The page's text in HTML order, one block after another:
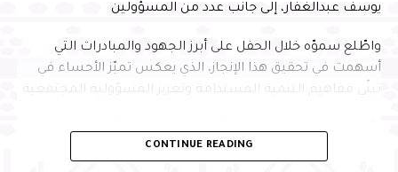
يوسف عبدالغفار، إلى جانب عدد من المسؤولين
واطّلع سموّه خلال الحفل على أبرز الجهود والمبادرات التي
أسهمت في تحقيق هذا الإنجاز، الذي يعكس تميّز الأحساء في
وأكد سمو محافظ الأحساء أن هذا الاختيار يجسّد ما تحظى به
المحافظة من تقدير إقليمي نظير جهودها في تطبيق معايير
CONTINUE READING